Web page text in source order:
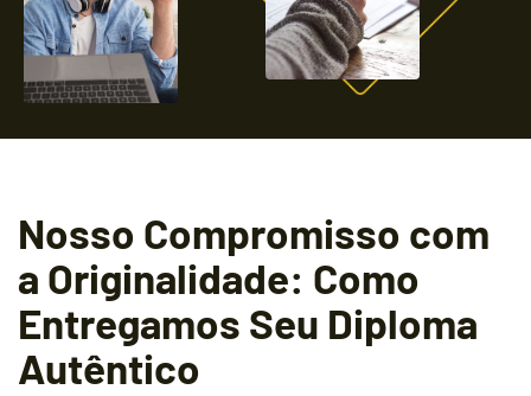
Nosso Compromisso com
a Originalidade: Como
Entregamos Seu Diploma
Autêntico